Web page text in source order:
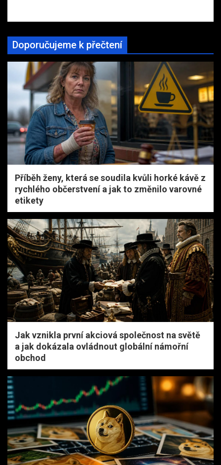
Doporučujeme k přečtení
Příběh ženy, která se soudila kvůli horké kávě z
rychlého občerstvení a jak to změnilo varovné
etikety
Jak vznikla první akciová společnost na světě
a jak dokázala ovládnout globální námořní
obchod